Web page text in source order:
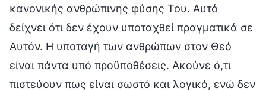
κανονικής ανθρώπινης φύσης Του. Αυτό
δείχνει ότι δεν έχουν υποταχθεί πραγματικά σε
Αυτόν. Η υποταγή των ανθρώπων στον Θεό
είναι πάντα υπό προϋποθέσεις. Ακούνε ό,τι
πιστεύουν πως είναι σωστό και λογικό, ενώ δεν